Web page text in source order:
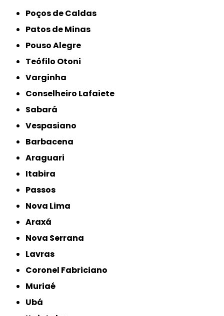
Poços de Caldas
Patos de Minas
Pouso Alegre
Teófilo Otoni
Varginha
Conselheiro Lafaiete
Sabará
Vespasiano
Barbacena
Araguari
Itabira
Passos
Nova Lima
Araxá
Nova Serrana
Lavras
Coronel Fabriciano
Muriaé
Ubá